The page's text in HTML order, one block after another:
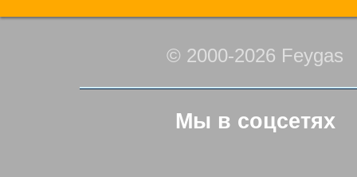
© 2000-2026 Feygas
Мы в соцсетях